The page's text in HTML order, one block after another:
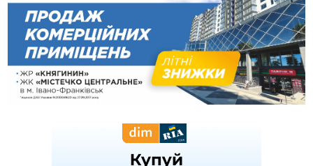
13:14
Боднар розповів про реакцію влади Польщі на атаки на
українців та про зміни після 23 серпня
12:31
ВІДЕО "Едельвейси" щемливо привітали рідну Коломию з
Днем міста
11:55
Вчора у Франківську, Коломиї, Долині та Яремче
зафіксували рекордну спеку
11:45
У Надвірній п'яна жінка побила малолітнього хлопчика: суд
У басейні Дністра встановилася гідрологічна посуха - рівні
води наблизилися до найнижчих показників
У Бурштині поблизу АЗС сталася масова бійка, поліція